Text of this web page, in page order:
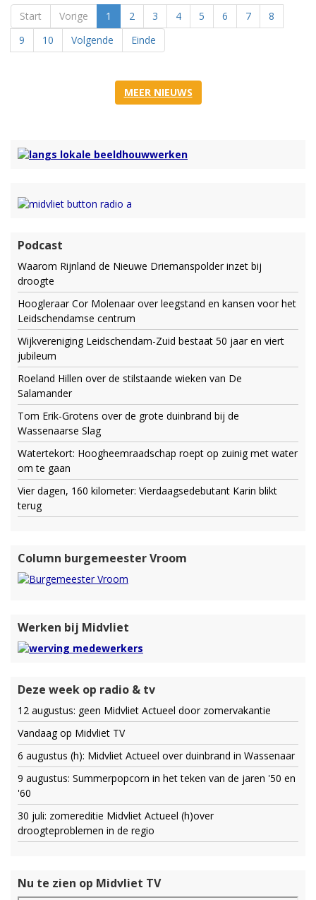
Start Vorige 1 2 3 4 5 6 7
8
9
10 Volgende Einde
MEER NIEUWS
Podcast
Waarom Rijnland de Nieuwe Driemanspolder inzet bij
droogte
Hoogleraar Cor Molenaar over leegstand en kansen voor het
Leidschendamse centrum
Wijkvereniging Leidschendam-Zuid bestaat 50 jaar en viert
jubileum
Roeland Hillen over de stilstaande wieken van De
Salamander
Tom Erik-Grotens over de grote duinbrand bij de
Wassenaarse Slag
Watertekort: Hoogheemraadschap roept op zuinig met water
om te gaan
Vier dagen, 160 kilometer: Vierdaagsedebutant Karin blikt
terug
Column burgemeester Vroom
Werken bij Midvliet
Deze week op radio & tv
12 augustus: geen Midvliet Actueel door zomervakantie
Vandaag op Midvliet TV
6 augustus (h): Midvliet Actueel over duinbrand in Wassenaar
9 augustus: Summerpopcorn in het teken van de jaren '50 en
'60
30 juli: zomereditie Midvliet Actueel (h)over
droogteproblemen in de regio
Nu te zien op Midvliet TV